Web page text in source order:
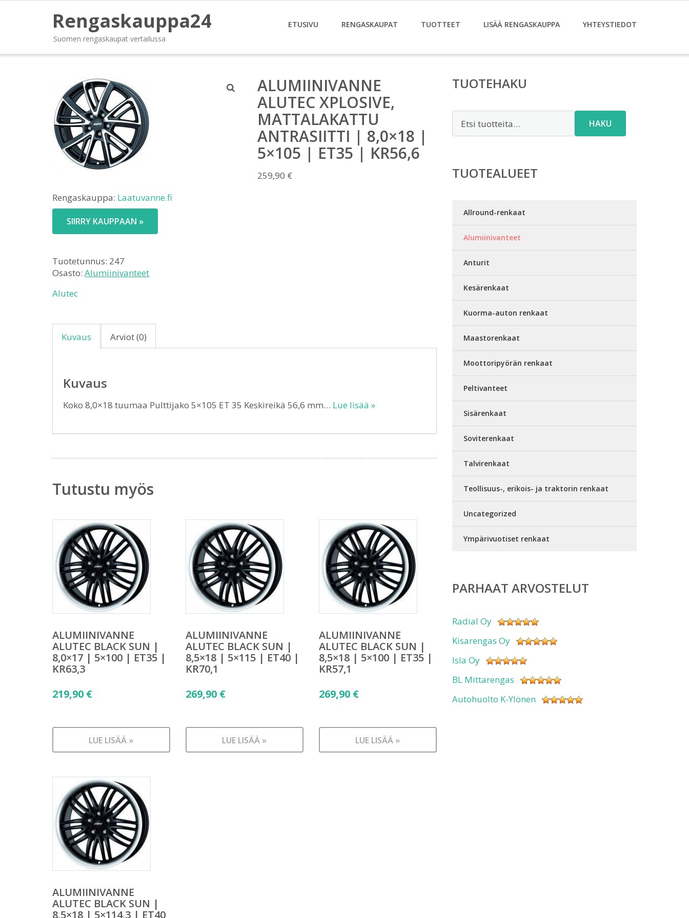
Rengaskauppa24
Suomen rengaskaupat vertailussa
ETUSIVU RENGASKAUPAT TUOTTEET LISÄÄ RENGASKAUPPA YHTEYSTIEDOT
ALUMIINIVANNE
ALUTEC XPLOSIVE,
MATTALAKATTU
ANTRASIITTI | 8,0×18 |
5×105 | ET35 | KR56,6
259,90 €
Rengaskauppa: Laatuvanne.fi
SIIRRY KAUPPAAN »
Tuotetunnus: 247
Osasto: Alumiinivanteet
Alutec
Kuvaus Arviot (0)
Kuvaus
Koko 8,0×18 tuumaa Pulttijako 5×105 ET 35 Keskireikä 56,6 mm… Lue lisää »
Tutustu myös
ALUMIINIVANNE
ALUTEC BLACK SUN |
8,0×17 | 5×100 | ET35 |
KR63,3
219,90 €
LUE LISÄÄ »
ALUMIINIVANNE
ALUTEC BLACK SUN |
8,5×18 | 5×115 | ET40 |
KR70,1
269,90 €
LUE LISÄÄ »
ALUMIINIVANNE
ALUTEC BLACK SUN |
8,5×18 | 5×100 | ET35 |
KR57,1
269,90 €
LUE LISÄÄ »
ALUMIINIVANNE
ALUTEC BLACK SUN |
8,5×18 | 5×114,3 | ET40
TUOTEHAKU
HAKU
TUOTEALUEET
Allround-renkaat
Alumiinivanteet
Anturit
Kesärenkaat
Kuorma-auton renkaat
Maastorenkaat
Moottoripyörän renkaat
Peltivanteet
Sisärenkaat
Soviterenkaat
Talvirenkaat
Teollisuus-, erikois- ja traktorin renkaat
Uncategorized
Ympärivuotiset renkaat
PARHAAT ARVOSTELUT
Radial Oy
Kisarengas Oy
Isla Oy
BL Mittarengas
Autohuolto K-Ylönen